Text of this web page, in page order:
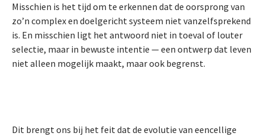
Misschien is het tijd om te erkennen dat de oorsprong van
zo’n complex en doelgericht systeem niet vanzelfsprekend
is. En misschien ligt het antwoord niet in toeval of louter
selectie, maar in bewuste intentie — een ontwerp dat leven
niet alleen mogelijk maakt, maar ook begrenst.
Dit brengt ons bij het feit dat de evolutie van eencellige